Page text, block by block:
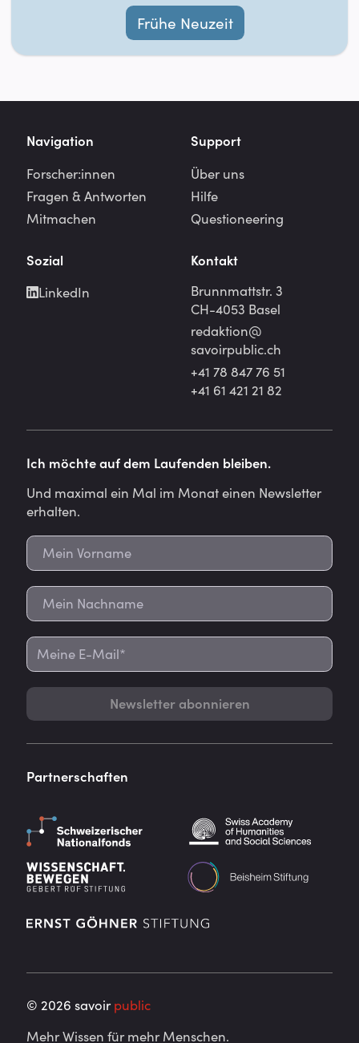
Frühe Neuzeit
Navigation
Forscher:innen
Fragen & Antworten
Mitmachen
Support
Über uns
Hilfe
Questioneering
Sozial
LinkedIn
Kontakt
Brunnmattstr. 3
CH-4053 Basel
redaktion@
savoirpublic.ch
+41 78 847 76 51
+41 61 421 21 82
Ich möchte auf dem Laufenden bleiben.
Und maximal ein Mal im Monat einen Newsletter
erhalten.
Newsletter abonnieren
Partnerschaften
©2026 savoirpublic
Mehr Wissen für mehr Menschen.